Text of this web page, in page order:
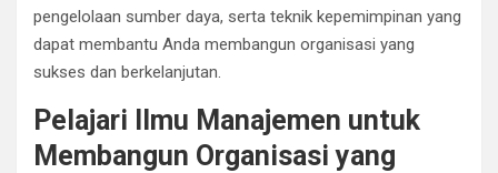
pengelolaan sumber daya, serta teknik kepemimpinan yang
dapat membantu Anda membangun organisasi yang
sukses dan berkelanjutan.
Pelajari Ilmu Manajemen untuk
Membangun Organisasi yang